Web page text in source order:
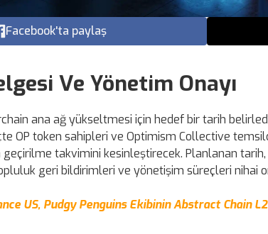
Facebook'ta paylaş
Ve Yönetim Onayı
ana ağ yükseltmesi için hedef bir tarih
OP token sahipleri ve Optimism Collective
takvimini kesinleştirecek. Planlanan
geri bildirimleri ve yönetişim süreçleri nihai
US, Pudgy Penguins Ekibinin Abstract Chain